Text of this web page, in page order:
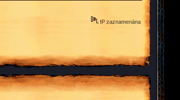
IP zaznamenána